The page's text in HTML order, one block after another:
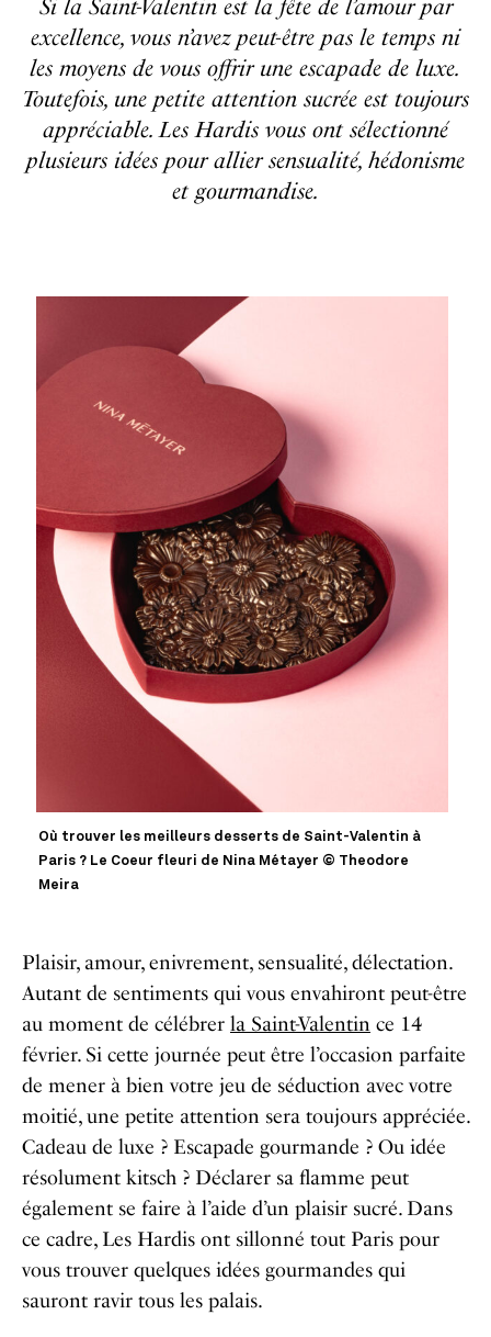
Si la Saint-Valentin est la fête de l’amour par
excellence, vous n’avez peut-être pas le temps ni
les moyens de vous offrir une escapade de luxe.
Toutefois, une petite attention sucrée est toujours
appréciable. Les Hardis vous ont sélectionné
plusieurs idées pour allier sensualité, hédonisme
et gourmandise.
Où trouver les meilleurs desserts de Saint-Valentin à
Paris ? Le Coeur fleuri de Nina Métayer © Theodore
Meira
Plaisir, amour, enivrement, sensualité, délectation.
Autant de sentiments qui vous envahiront peut-être
au moment de célébrer la Saint-Valentin ce 14
février. Si cette journée peut être l’occasion parfaite
de mener à bien votre jeu de séduction avec votre
moitié, une petite attention sera toujours appréciée.
Cadeau de luxe ? Escapade gourmande ? Ou idée
résolument kitsch ? Déclarer sa flamme peut
également se faire à l’aide d’un plaisir sucré. Dans
ce cadre, Les Hardis ont sillonné tout Paris pour
vous trouver quelques idées gourmandes qui
sauront ravir tous les palais.